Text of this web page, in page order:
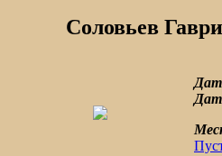
Соловьев